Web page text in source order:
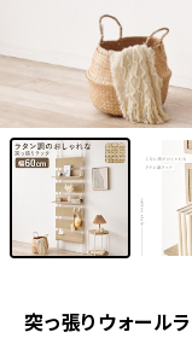
突っ張りウォール